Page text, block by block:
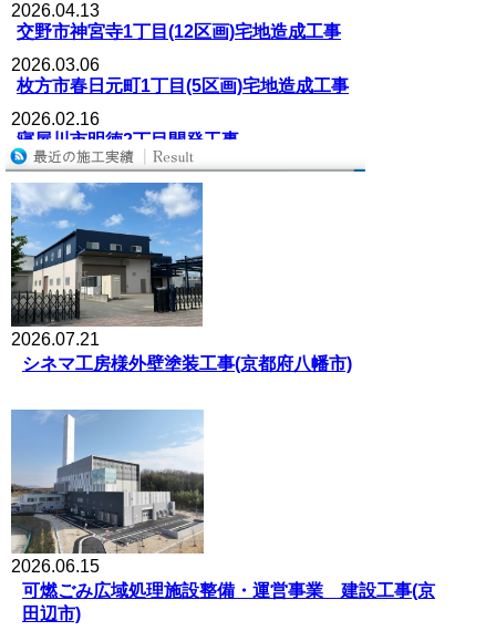
2025.11.17
火入式が行われました
2025.10.27
（仮称）川原町計画新築工事 地鎮祭を執り行い
ました
2025.09.04
【売物件情報】枚方市高田一丁目 中古戸建て
2025.03.17
（仮称）枚方杉3丁目物流PJ新築工事の地鎮祭が執
り行われました
2024.12.16
大阪府が発行する「グリーンボンド」への投資に
ついて
2024.03.22
した
2024.03.13
3月16日（土）にコインランドリー【サンウォッシ
ュ星田駅前店】がオープンします！
2026.04.13
交野市神宮寺1丁目(12区画)宅地造成工事
2026.03.06
枚方市春日元町1丁目(5区画)宅地造成工事
2026.02.16
寝屋川市明徳2丁目開発工事
2025.12.08
枚方市春日元町(9区画)及び春日東町(4区画)宅地造
成工事
2025.10.07
交野市大字森 宅地造成工事
2025.03.11
交野市倉治6丁目 宅地造成工事
2024.10.18
2024.04.12
交野市大字森宅地造成工事
2024.03.18
倉治6丁目宅地造成工事
2023.06.19
津田北町1丁目宅地造成工事
2026.07.21
シネマ工房様外壁塗装工事(京都府八幡市)
2026.06.15
可燃ごみ広域処理施設整備・運営事業 建設工事(京
田辺市)